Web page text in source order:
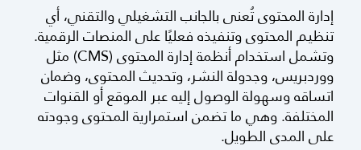
إدارة المحتوى تُعنى بالجانب التشغيلي والتقني، أي
تنظيم المحتوى وتنفيذه فعليًا على المنصات الرقمية.
وتشمل استخدام أنظمة إدارة المحتوى (CMS) مثل
ووردبريس، وجدولة النشر، وتحديث المحتوى، وضمان
اتساقه وسهولة الوصول إليه عبر الموقع أو القنوات
المختلفة. وهي ما تضمن استمرارية المحتوى وجودته
على المدى الطويل.